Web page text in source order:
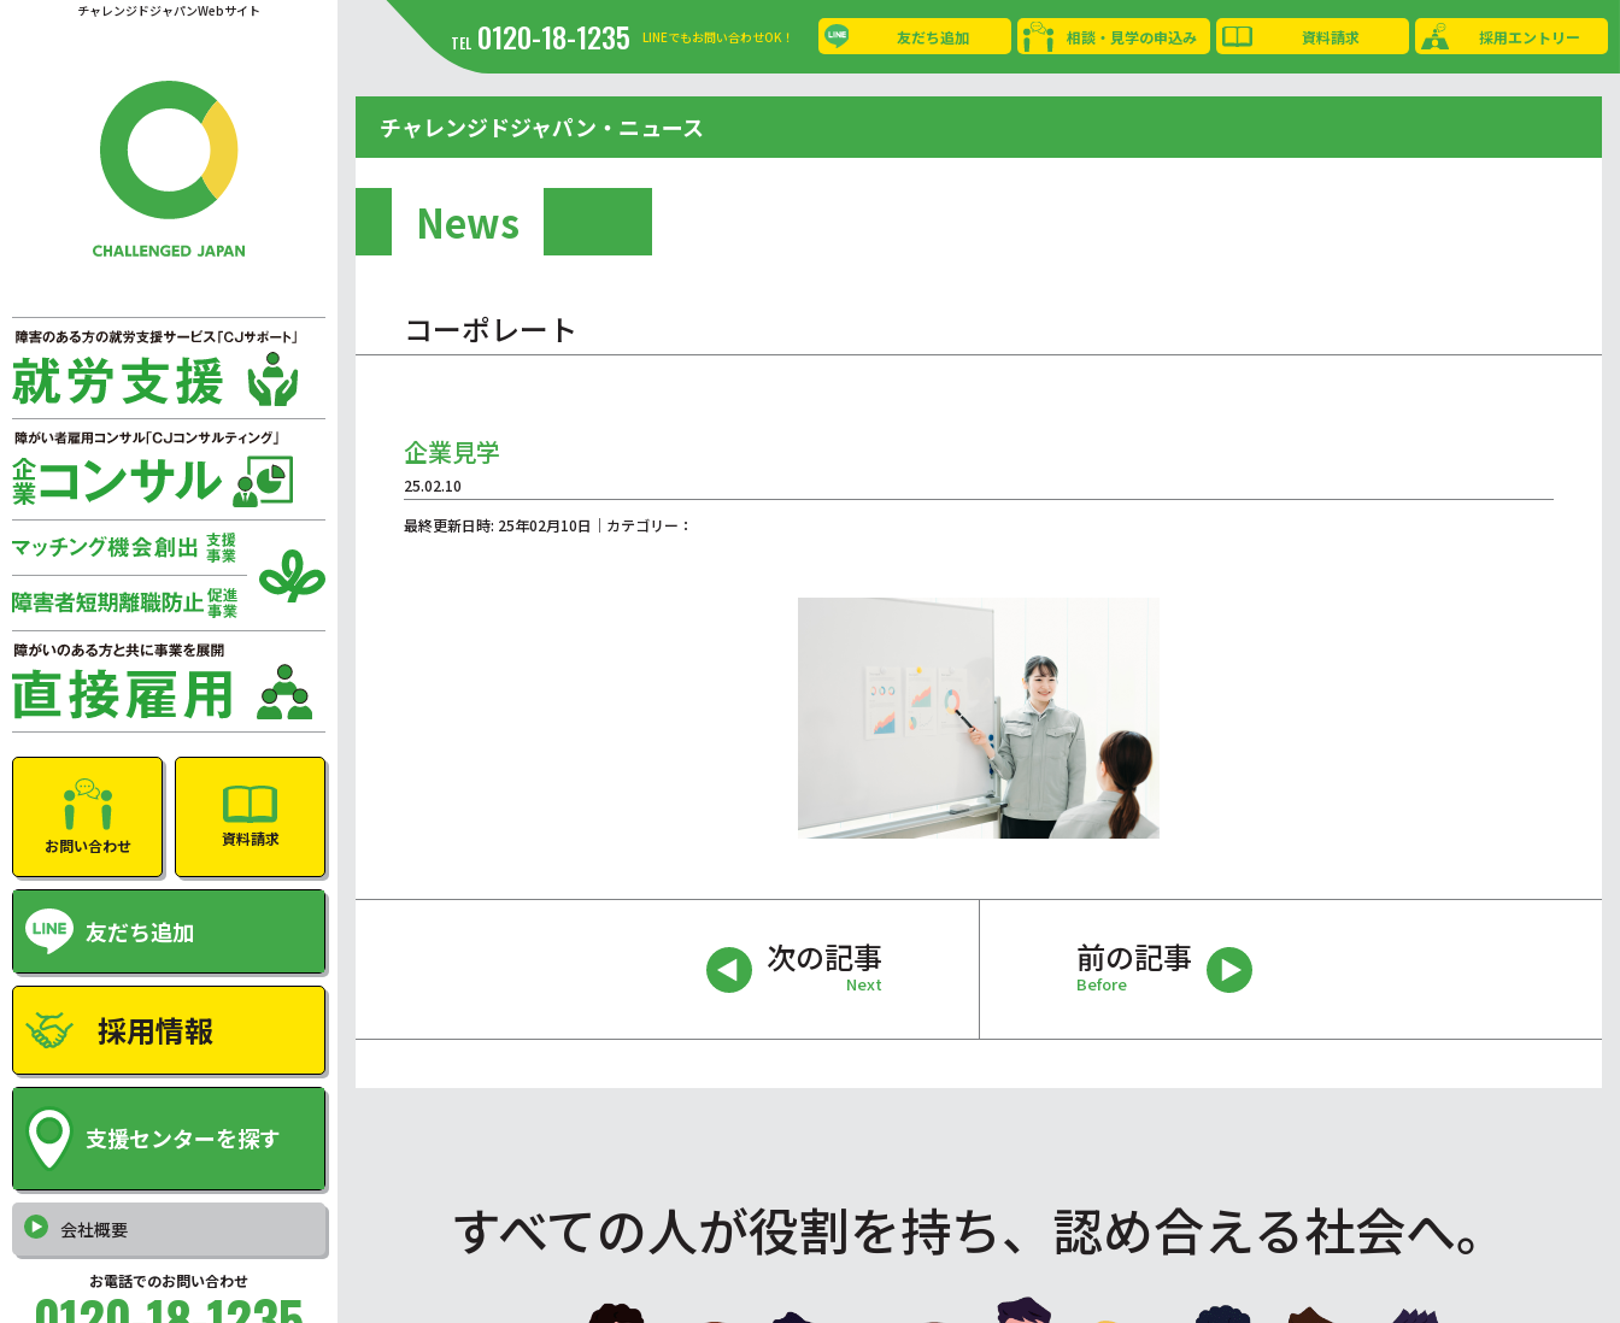
チャレンジドジャパンWebサイト
お問い合わせ 資料請求
友だち追加
採用情報
支援センターを探す
会社概要
お電話でのお問い合わせ
TEL 0120-18-1235 LINEでもお問い合わせOK！ 友だち追加 相談・見学の申込み 資料請求 採用エントリー
チャレンジドジャパン・ニュース
News
コーポレート
企業見学
25.02.10
最終更新日時: 25年02月10日｜カテゴリー：
次の記事
Next
前の記事
Before
すべての人が役割を持ち、認め合える社会へ。